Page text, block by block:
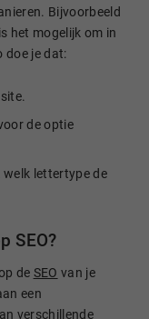
Bijvoorbeeld
het mogelijk om in
doe je dat:
de optie
welk lettertype de
SEO?
de SEO van je
een
verschillende